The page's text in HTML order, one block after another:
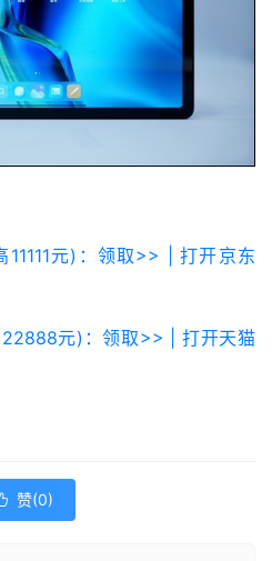
元)：领取>> | 打开京东
元)：领取>> | 打开天猫
赞(0)